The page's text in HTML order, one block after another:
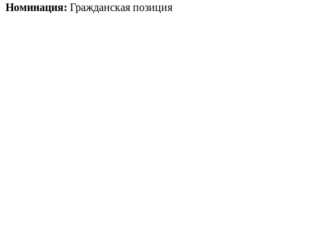
Номинация: Гражданская позиция